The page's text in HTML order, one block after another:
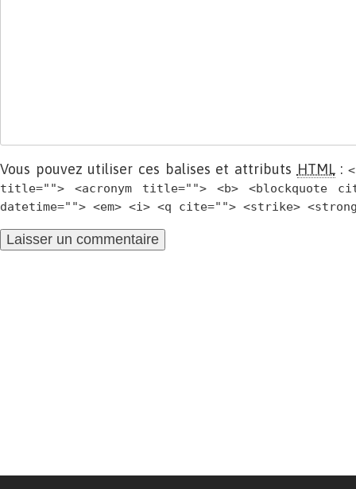
Vous pouvez utiliser ces balises et attributs HTML:
title=""> <acronym title=""> <b> <blockquote
datetime=""> <em> <i> <q cite=""> <strike>